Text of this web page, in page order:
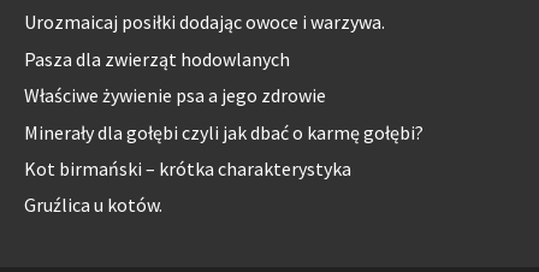
Urozmaicaj posiłki dodając owoce i warzywa.
Pasza dla zwierząt hodowlanych
Właściwe żywienie psa a jego zdrowie
Minerały dla gołębi czyli jak dbać o karmę gołębi?
Kot birmański – krótka charakterystyka
Gruźlica u kotów.